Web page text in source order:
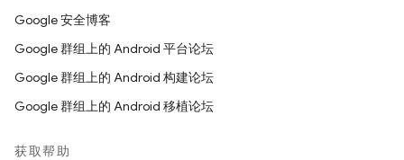
Google 安全博客
Google 群组上的 Android 平台论坛
Google 群组上的 Android 构建论坛
Google 群组上的 Android 移植论坛
获取帮助